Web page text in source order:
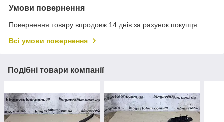
Умови повернення
Повернення товару впродовж 14 днів за рахунок покупця
Всі умови повернення
Подібні товари компанії